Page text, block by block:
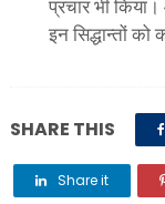
प्रचार भी
इन सिद्धान्तों को
SHARE THIS
Share it